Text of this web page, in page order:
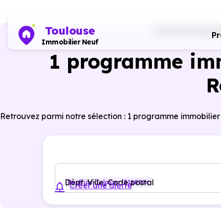
Toulouse
Immobilier Neuf
1 programme
Retrouvez parmi notre sélection : 1 programme
Dépt, Ville, Code postal
Rouffiac-Tolosan (31180)
Créer une alerte